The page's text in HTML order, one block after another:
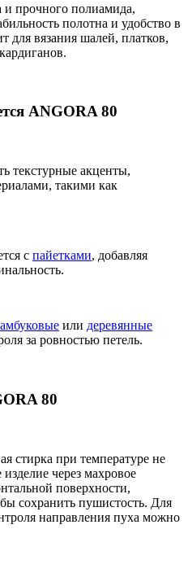
и прочного полиамида,
полотна и удобство в
для вязания шалей, платков,
ANGORA 80
текстурные акценты,
такими как
с пайетками, добавляя
или деревянные
за ровностью петель.
80
стирка при температуре не
через махровое
поверхности,
сохранить пушистость. Для
направления пуха можно